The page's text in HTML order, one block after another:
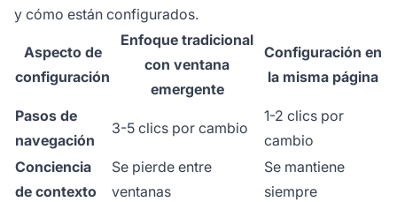
y cómo están configurados.
Aspecto de
configuración
Enfoque tradicional
con ventana
emergente
Configuración en
la misma página
Pasos de
navegación
3-5 clics por cambio
1-2 clics por
cambio
Conciencia
de contexto
Se pierde entre
ventanas
Se mantiene
siempre